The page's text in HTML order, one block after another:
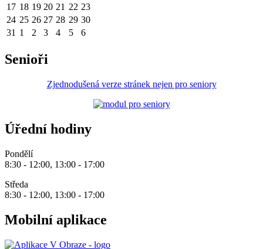
17 18 19 20 21 22 23
24 25 26 27 28 29 30
31 1 2 3 4 5 6
Senioři
Zjednodušená verze stránek nejen pro seniory
Úřední hodiny
Pondělí
8:30 - 12:00, 13:00 - 17:00
Středa
8:30 - 12:00, 13:00 - 17:00
Mobilní aplikace